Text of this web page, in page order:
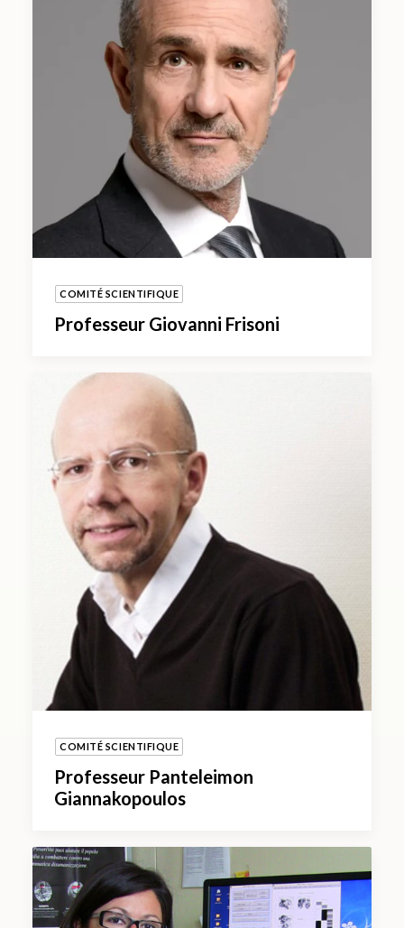
COMITÉ SCIENTIFIQUE
Professeur Giovanni Frisoni
COMITÉ SCIENTIFIQUE
Professeur Panteleimon
Giannakopoulos